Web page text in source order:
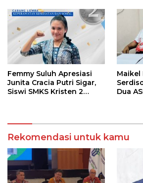
Femmy Suluh Apresiasi
Junita Cracia Putri Sigar,
Siswi SMKS Kristen 2
Maikel
Dua
Rekomendasi untuk kamu